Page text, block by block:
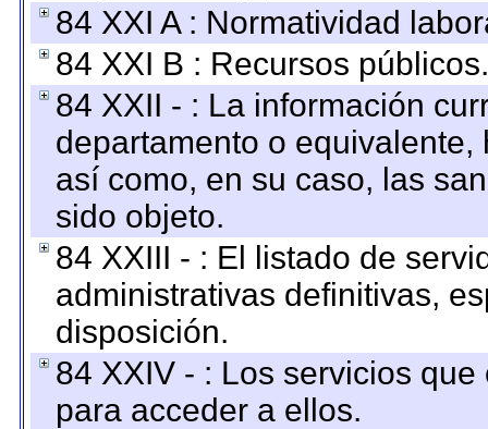
84 XXI A : Normatividad
84 XXI B : Recursos públicos.
84 XXII - : La información
departamento o
así como, en su caso, las
sido objeto.
84 XXIII - : El listado de
administrativas definitivas,
disposición.
84 XXIV - : Los servicios
para acceder a ellos.